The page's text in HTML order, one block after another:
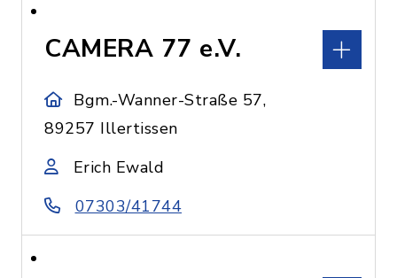
CAMERA 77 e.V.
Bgm.-Wanner-Straße 57,
89257 Illertissen
Erich Ewald
07303/41744